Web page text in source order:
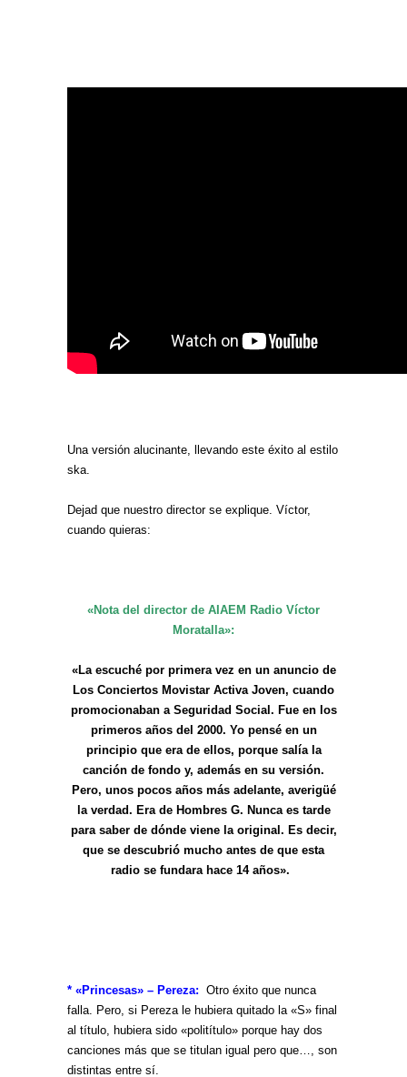
Una versión alucinante, llevando este éxito al estilo
ska.
Dejad que nuestro director se explique. Víctor,
cuando quieras:
«Nota del director de AIAEM Radio Víctor
Moratalla»:
«La escuché por primera vez en un anuncio de
Los Conciertos Movistar Activa Joven, cuando
promocionaban a Seguridad Social. Fue en los
primeros años del 2000. Yo pensé en un
principio que era de ellos, porque salía la
canción de fondo y, además en su versión.
Pero, unos pocos años más adelante, averigüé
la verdad. Era de Hombres G. Nunca es tarde
para saber de dónde viene la original. Es decir,
que se descubrió mucho antes de que esta
radio se fundara hace 14 años».
* «Princesas» – Pereza: Otro éxito que nunca
falla. Pero, si Pereza le hubiera quitado la «S» final
al título, hubiera sido «politítulo» porque hay dos
canciones más que se titulan igual pero que…, son
distintas entre sí.